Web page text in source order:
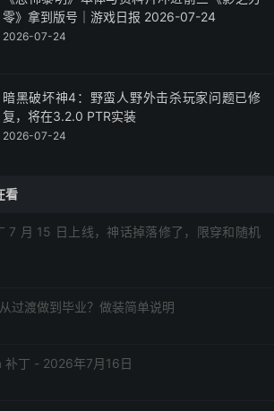
零》拿到版号｜游戏日报 2026-07-24
2026-07-24
暗黑破坏神4：野蛮人野外击杀玩家问题已修
复，将在3.2.0 PTR实装
2026-07-24
看
7 月 15 日上线，神话掉落修了，限穿和随机
过渡做到毕业？做装简单说明
补丁 - 2026年7月16日